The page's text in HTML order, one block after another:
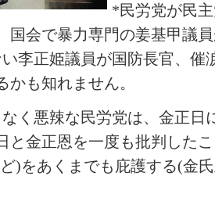
*民労党が民
国会で暴力専門の姜基甲議
李正姫議員が国防長官、催
かも知れません。
く悪辣な民労党は、金正日
と金正恩を一度も批判した
)をあくまでも庇護する(金